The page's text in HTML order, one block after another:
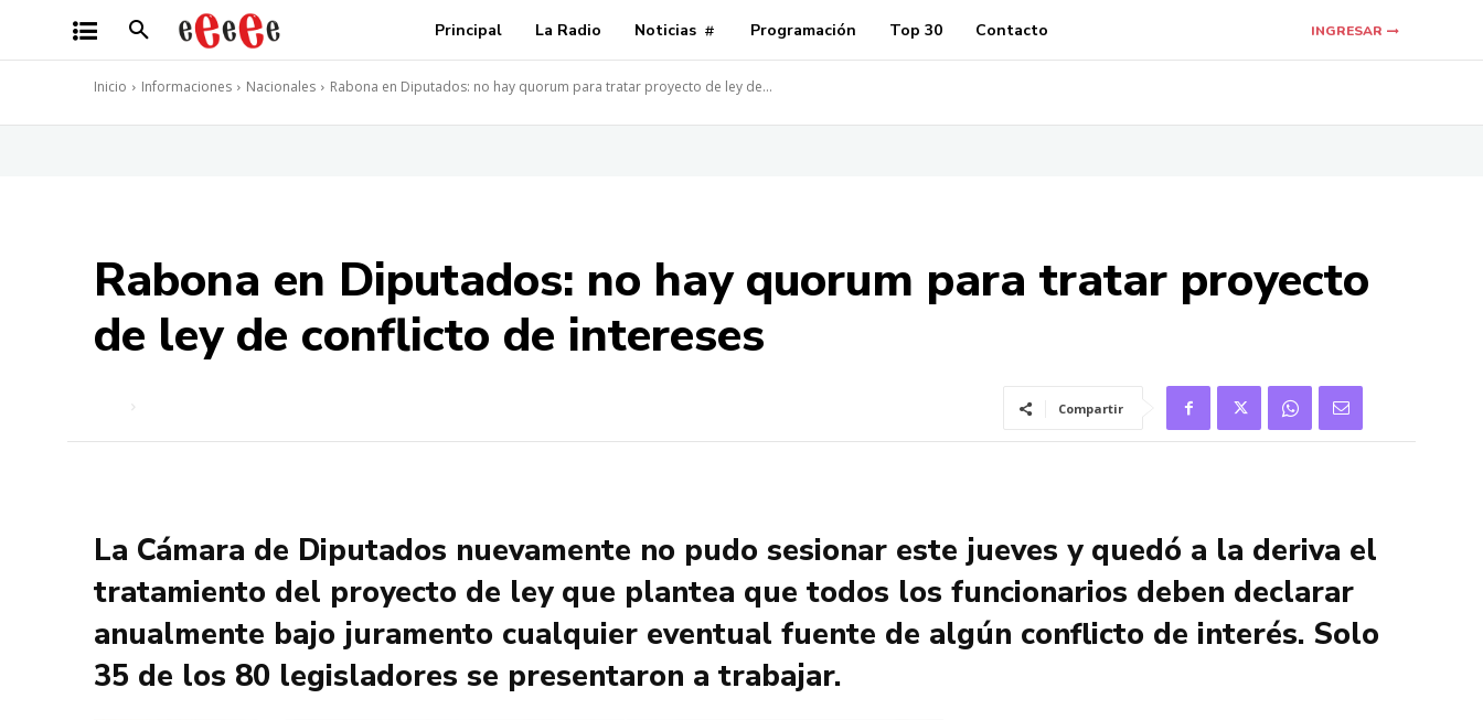
Principal La Radio Noticias Programación Top 30 Contacto INGRESAR
Inicio Informaciones Nacionales Rabona en Diputados: no hay quorum para tratar proyecto de ley de...
Rabona en Diputados: no hay quorum para tratar proyecto
de ley de conflicto de intereses
Compartir
La Cámara de Diputados nuevamente no pudo sesionar este jueves y quedó a la deriva el
tratamiento del proyecto de ley que plantea que todos los funcionarios deben declarar
anualmente bajo juramento cualquier eventual fuente de algún conflicto de interés. Solo
35 de los 80 legisladores se presentaron a trabajar.